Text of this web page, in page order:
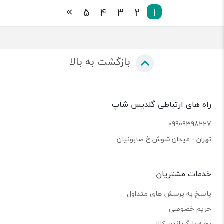
1
2
3
4
5
بازگشت به بالا
راه های ارتباطی گلدیس شاپ
09909398227
تهران - میدان شوش خ صابونیان
خدمات مشتریان
پاسخ به پرسش های متداول
حریم خصوصی